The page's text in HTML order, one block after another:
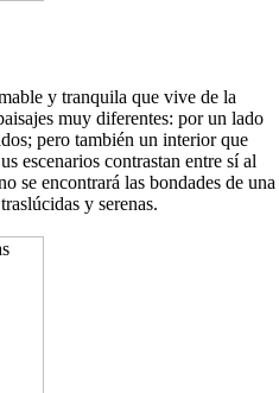
y tranquila que vive de la
muy diferentes: por un lado
pero también un interior que
escenarios contrastan entre sí al
se encontrará las bondades de una
y serenas.